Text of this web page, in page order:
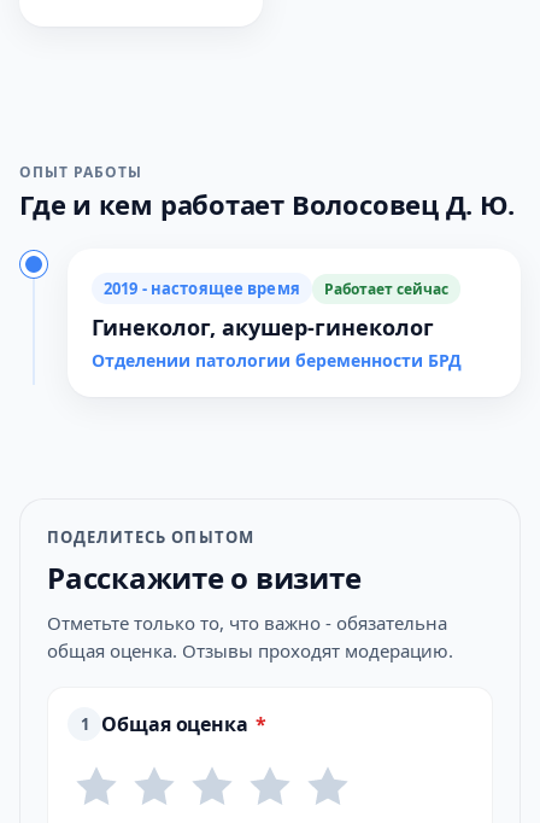
ОПЫТ РАБОТЫ
Где и кем работает Волосовец Д. Ю.
2019 - настоящее время Работает сейчас
Гинеколог, акушер-гинеколог
Отделении патологии беременности БРД
ПОДЕЛИТЕСЬ ОПЫТОМ
Расскажите о визите
Отметьте только то, что важно - обязательна
общая оценка. Отзывы проходят модерацию.
1 Общая оценка *